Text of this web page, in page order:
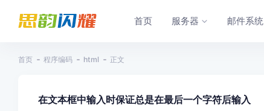
首页 服务器 邮件系统
首页 程序编码 html 正文
在文本框中输入时保证总是在最后一个字符后输入